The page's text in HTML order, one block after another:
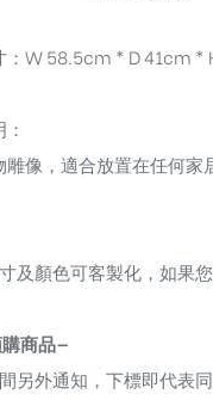
：W 58.5cm * D 41cm *
像， 適合放置在任何家
及顏色可客製化，如果
商品—
另外通知，下標即代表